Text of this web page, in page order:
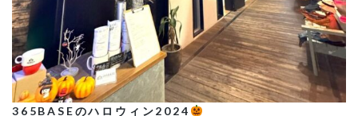
365BASEのハロウィン2024